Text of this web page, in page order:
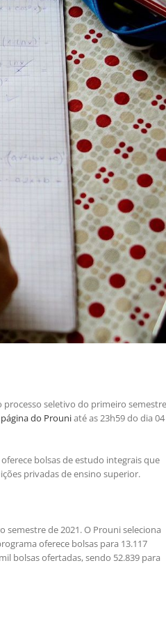
processo seletivo do primeiro semestre
página do Prouniaté as 23h59 do dia 04
bolsas de estudo integrais que
privadas de ensino superior.
de 2021. O Prouni seleciona
oferece bolsas para 13.117
bolsas ofertadas, sendo 52.839 para